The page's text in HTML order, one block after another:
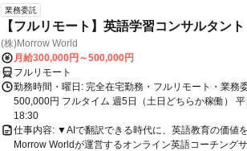
業務委託
【フルリモート】英語学習コンサルタント
(株)Morrow World
月給300,000円～500,000円
フルリモート
勤務時間・曜日: 完全在宅勤務・フルリモート・業務
500,000円 フルタイム 週5日（土日どちらか稼働）
18:30
仕事内容: ▼AIで翻訳できる時代に、英語教育の価値
Morrow Worldが運営するオンライン英語コーチング